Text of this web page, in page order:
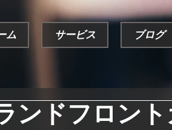
ム サービス ブログ
ンドフロン